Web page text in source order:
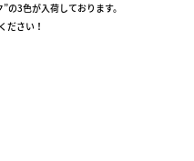
の3色が入荷しております。
ださい！